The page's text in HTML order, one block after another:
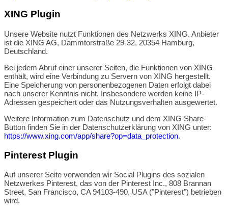
XING Plugin
Unsere Website nutzt Funktionen des Netzwerks XING. Anbieter
ist die XING AG, Dammtorstraße 29-32, 20354 Hamburg,
Deutschland.
Bei jedem Abruf einer unserer Seiten, die Funktionen von XING
enthält, wird eine Verbindung zu Servern von XING hergestellt.
Eine Speicherung von personenbezogenen Daten erfolgt dabei
nach unserer Kenntnis nicht. Insbesondere werden keine IP-
Adressen gespeichert oder das Nutzungsverhalten ausgewertet.
Weitere Information zum Datenschutz und dem XING Share-
Button finden Sie in der Datenschutzerklärung von XING unter:
https://www.xing.com/app/share?op=data_protection.
Pinterest Plugin
Auf unserer Seite verwenden wir Social Plugins des sozialen
Netzwerkes Pinterest, das von der Pinterest Inc., 808 Brannan
Street, San Francisco, CA 94103-490, USA ("Pinterest") betrieben
wird.